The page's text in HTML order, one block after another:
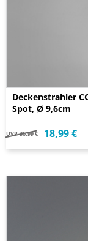
Deckenstrahler
Spot, Ø 9,6cm
UVP 36,99 € 18,99 €